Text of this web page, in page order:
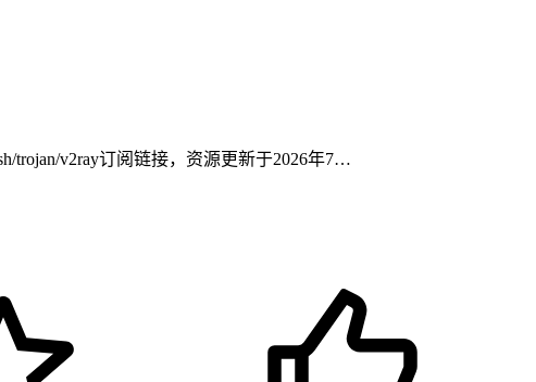
trojan/v2ray订阅链接，资源更新于2026年7…